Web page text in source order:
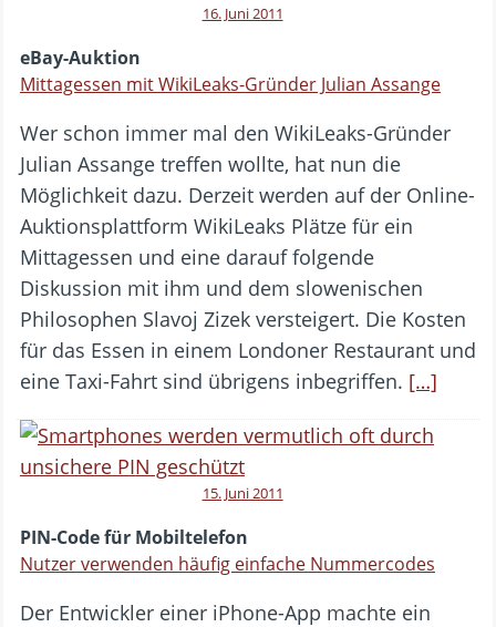
16. Juni 2011
eBay-Auktion
Mittagessen mit WikiLeaks-Gründer Julian Assange
Wer schon immer mal den WikiLeaks-Gründer
Julian Assange treffen wollte, hat nun die
Möglichkeit dazu. Derzeit werden auf der Online-
Auktionsplattform WikiLeaks Plätze für ein
Mittagessen und eine darauf folgende
Diskussion mit ihm und dem slowenischen
Philosophen Slavoj Zizek versteigert. Die Kosten
für das Essen in einem Londoner Restaurant und
eine Taxi-Fahrt sind übrigens inbegriffen. […]
15. Juni 2011
PIN-Code für Mobiltelefon
Nutzer verwenden häufig einfache Nummercodes
Der Entwickler einer iPhone-App machte ein